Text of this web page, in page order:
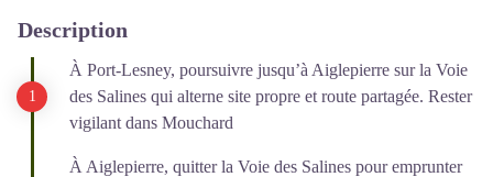
Description
À Port-Lesney, poursuivre jusqu’à Aiglepierre sur la Voie
des Salines qui alterne site propre et route partagée. Rester
vigilant dans Mouchard
À Aiglepierre, quitter la Voie des Salines pour emprunter